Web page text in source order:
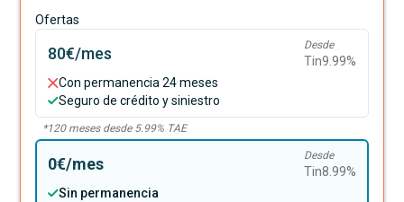
Ofertas
80€/mes Desde
Tin9.99%
Con permanencia 24 meses
Seguro de crédito y siniestro
*120meses desde 5.99% TAE
0€/mes Desde
Tin8.99%
Sin permanencia